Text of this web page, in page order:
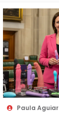
Paula Aguiar